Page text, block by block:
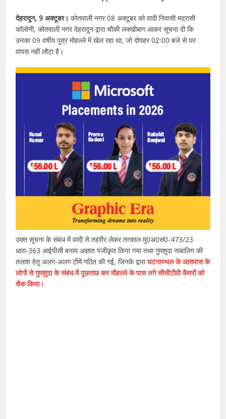
देहरादून, 9 अक्टूबर। कोतवाली नगर 08 अक्टूबर को वादी निवासी मद्रासी
कॉलोनी, कोतवाली नगर देहरादून द्वारा चौकी लक्खीबाग आकर सूचना दी कि
उनका 09 वर्षीय पुत्र मोहल्ले में खेल रहा था, जो दोपहर 02ः00 बजे से घर
वापस नहीं लौटा है।
उक्त सूचना के संबंध में वादी से तहरीर लेकर तत्काल मु0अ0सं0-473/23
धारा-363 आईपीसी बनाम अज्ञात पंजीकृत किया गया तथा गुमशुदा नाबालिग की
तलाश हेतु अलग-अलग टीमें गठित की गई, जिनके द्वाराघटनास्थल के आसपास के
लोगों से गुमशुदा के संबंध में पूछताछ कर मौहल्ले के पास लगे सीसीटीवी कैमरों को
चैक किया।